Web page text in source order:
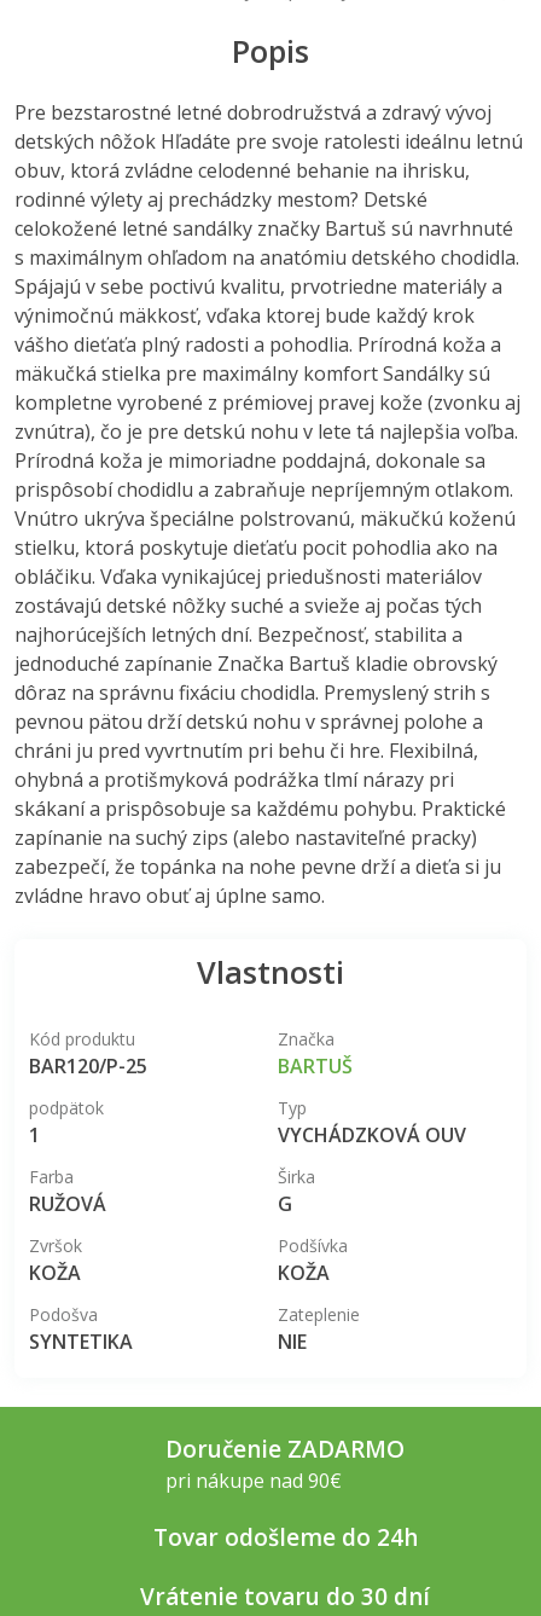
Popis
Pre bezstarostné letné dobrodružstvá a zdravý vývoj
detských nôžok Hľadáte pre svoje ratolesti ideálnu letnú
obuv, ktorá zvládne celodenné behanie na ihrisku,
rodinné výlety aj prechádzky mestom? Detské
celokožené letné sandálky značky Bartuš sú navrhnuté
s maximálnym ohľadom na anatómiu detského chodidla.
Spájajú v sebe poctivú kvalitu, prvotriedne materiály a
výnimočnú mäkkosť, vďaka ktorej bude každý krok
vášho dieťaťa plný radosti a pohodlia. Prírodná koža a
mäkučká stielka pre maximálny komfort Sandálky sú
kompletne vyrobené z prémiovej pravej kože (zvonku aj
zvnútra), čo je pre detskú nohu v lete tá najlepšia voľba.
Prírodná koža je mimoriadne poddajná, dokonale sa
prispôsobí chodidlu a zabraňuje nepríjemným otlakom.
Vnútro ukrýva špeciálne polstrovanú, mäkučkú koženú
stielku, ktorá poskytuje dieťaťu pocit pohodlia ako na
obláčiku. Vďaka vynikajúcej priedušnosti materiálov
zostávajú detské nôžky suché a svieže aj počas tých
najhorúcejších letných dní. Bezpečnosť, stabilita a
jednoduché zapínanie Značka Bartuš kladie obrovský
dôraz na správnu fixáciu chodidla. Premyslený strih s
pevnou pätou drží detskú nohu v správnej polohe a
chráni ju pred vyvrtnutím pri behu či hre. Flexibilná,
ohybná a protišmyková podrážka tlmí nárazy pri
skákaní a prispôsobuje sa každému pohybu. Praktické
zapínanie na suchý zips (alebo nastaviteľné pracky)
zabezpečí, že topánka na nohe pevne drží a dieťa si ju
zvládne hravo obuť aj úplne samo.
Vlastnosti
Kód produktu
BAR120/P-25
Značka
BARTUŠ
podpätok
1
Typ
VYCHÁDZKOVÁ OUV
Farba
RUŽOVÁ
Širka
G
Zvršok
KOŽA
Podšívka
KOŽA
Podošva
SYNTETIKA
Zateplenie
NIE
Doručenie ZADARMO
pri nákupe nad 90€
Tovar odošleme do 24h
Vrátenie tovaru do 30 dní